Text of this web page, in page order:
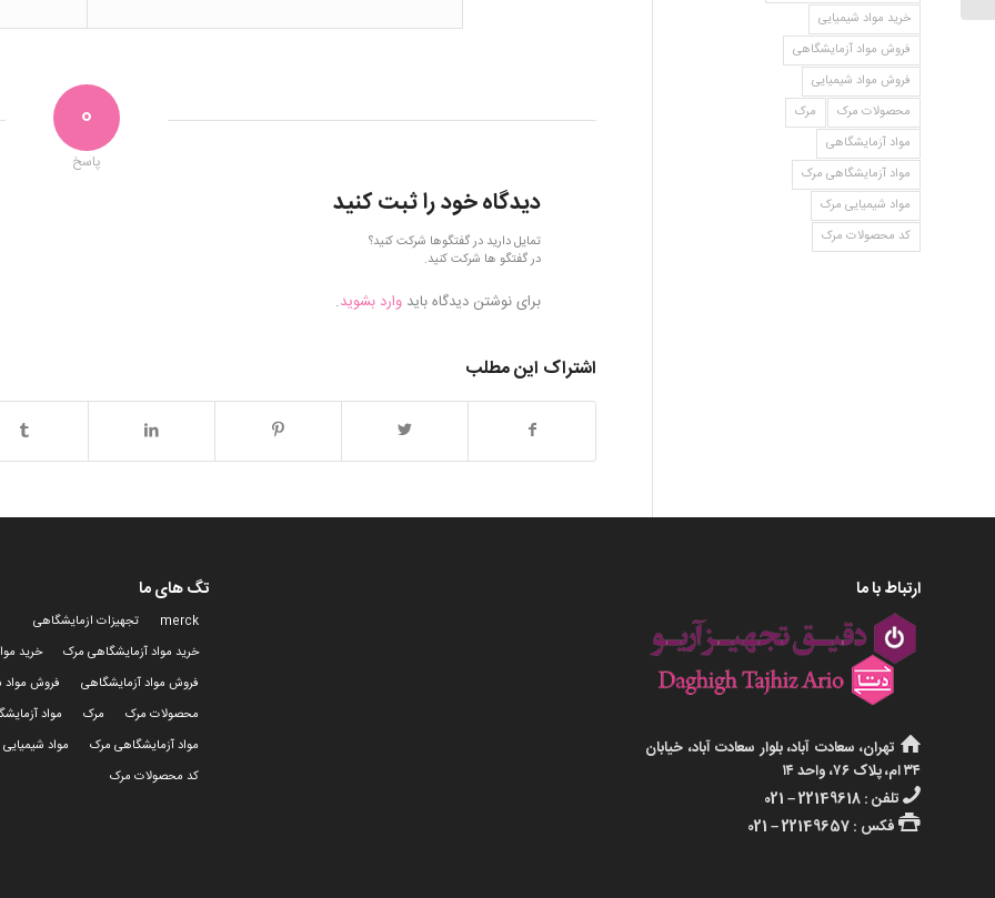
0
پاسخ
دیدگاه خود را ثبت کنید
تمایل دارید در گفتگوها شرکت کنید؟
در گفتگو ها شرکت کنید.
برای نوشتن دیدگاه باید وارد بشوید.
اشتراک این مطلب
خرید مواد شیمیایی
فروش مواد آزمایشگاهی
فروش مواد شیمیایی
محصولات مرک
مرک
مواد آزمایشگاهی
مواد آزمایشگاهی مرک
مواد شیمیایی مرک
کد محصولات مرک
ارتباط با ما
تهران، سعادت آباد، بلوار سعادت آباد، خیابان
۳۴ ام، پلاک ۷۶، واحد ۱۴
تلفن : 22149618 – 021
فکس : 22149657 – 021
تگ های ما
merck
تجهیزات ازمایشگاهی
خرید مواد آزمایشگاهی مرک
خرید
فروش مواد آزمایشگاهی
فروش مواد
محصولات مرک
مرک
مواد
مواد آزمایشگاهی مرک
مواد
کد محصولات مرک